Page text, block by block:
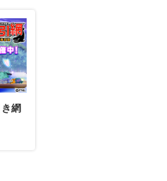
網